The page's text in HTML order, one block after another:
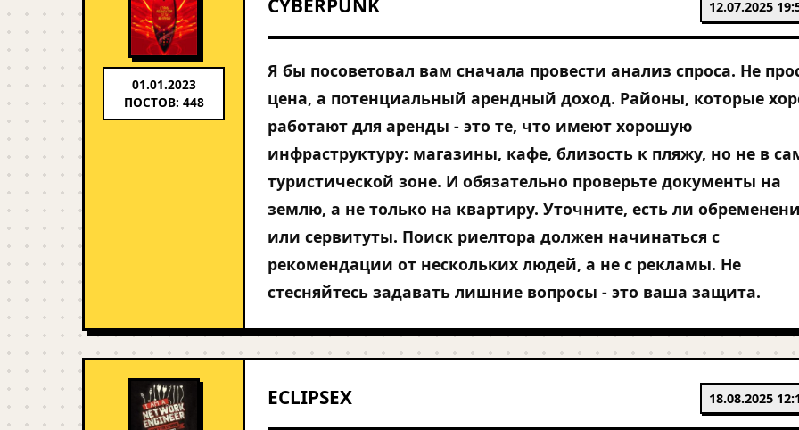
01.01.2023
ПОСТОВ: 448
CYBERPUNK 12.07.2025
Я бы посоветовал вам сначала провести анализ спроса. Не
цена, а потенциальный арендный доход. Районы, которые
работают для аренды - это те, что имеют хорошую
инфраструктуру: магазины, кафе, близость к пляжу, но не в
туристической зоне. И обязательно проверьте документы на
землю, а не только на квартиру. Уточните, есть ли
или сервитуты. Поиск риелтора должен начинаться с
рекомендации от нескольких людей, а не с рекламы. Не
стесняйтесь задавать лишние вопросы - это ваша защита.
ECLIPSEX 18.08.2025